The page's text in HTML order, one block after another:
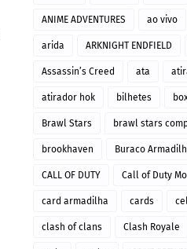
ANIME ADVENTURES ao vivo
arida ARKNIGHT ENDFIELD
Assassin’s Creed ata
atirador hok bilhetes
Brawl Stars brawl stars
brookhaven Buraco
CALL OF DUTY Call of Duty
card armadilha cards
clash of clans Clash Royale